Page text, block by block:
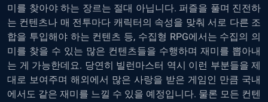
미를 찾아야 하는 장르는 절대 아닙니다. 퍼즐을 풀며 진전하
는 컨텐츠나 매 전투마다 캐릭터의 속성을 맞춰 서로 다른 조
합을 투입해야 하는 컨텐츠 등, 수집형 RPG에서는 수집의 의
미를 찾을 수 있는 많은 컨텐츠들을 수행하며 재미를 뽑아내
는 게 가능한데요. 당연히 빌런마스터 역시 이런 부분들을 제
대로 보여주며 해외에서 많은 사랑을 받은 게임인 만큼 국내
에서도 같은 재미를 느낄 수 있을 예정입니다. 물론 모든 컨텐